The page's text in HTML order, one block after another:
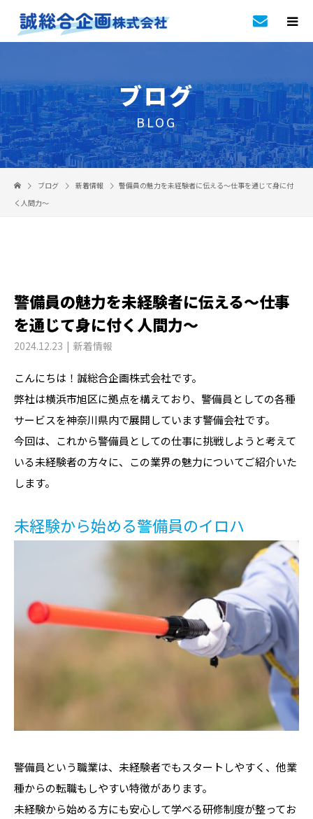
ブログ
BLOG
ブログ 新着情報
警備員の魅力を未経験者に伝える～仕事を通じて身に付
く人間力～
警備員の魅力を未経験者に伝える～仕事
を通じて身に付く人間力～
2024.12.23 新着情報
こんにちは！誠総合企画株式会社です。
弊社は横浜市旭区に拠点を構えており、警備員としての各種
サービスを神奈川県内で展開しています警備会社です。
今回は、これから警備員としての仕事に挑戦しようと考えて
いる未経験者の方々に、この業界の魅力についてご紹介いた
します。
未経験から始める警備員のイロハ
警備員という職業は、未経験者でもスタートしやすく、他業
種からの転職もしやすい特徴があります。
未経験から始める方にも安心して学べる研修制度が整ってお